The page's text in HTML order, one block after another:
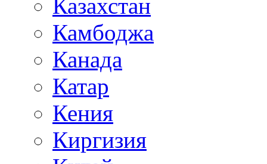
Казахстан
Камбоджа
Канада
Катар
Кения
Киргизия